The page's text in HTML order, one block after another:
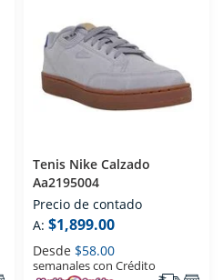
Tenis Nike Calzado
Aa2195004
Precio de contado
A: $1,899.00
Desde $58.00
semanales con Crédito